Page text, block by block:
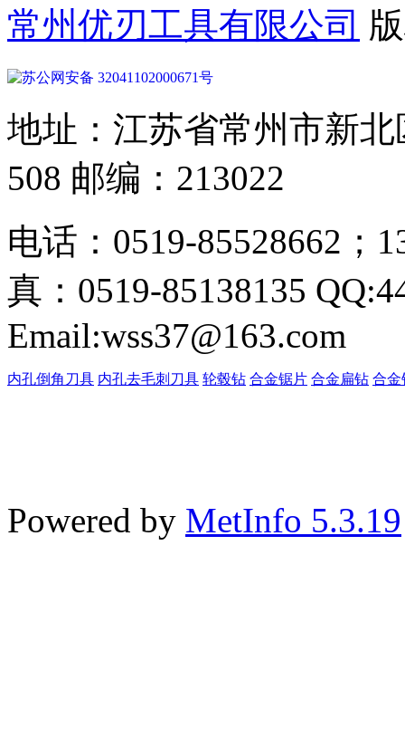
常州优刃工具有限公司
苏公网安备 32041102000671号
地址：江苏省常州市新
508 邮编：213022
电话：0519-85528662；
真：0519-85138135
Email:wss37@163.com
内孔倒角刀具 内孔去毛刺刀具 轮毂钻 合金锯片 合金扁钻 合金
Powered by MetInfo 5.3.19